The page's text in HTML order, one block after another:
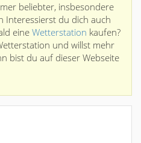
beliebter, insbesondere
Interessierst du dich auch
eine Wetterstation kaufen?
und willst mehr
bist du auf dieser Webseite